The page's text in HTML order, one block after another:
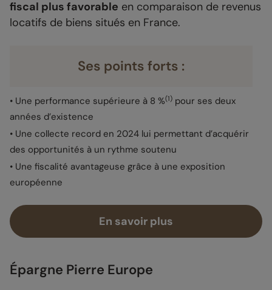
fiscal plus favorable en comparaison de revenus
locatifs de biens situés en France.
Ses points forts :
• Une performance supérieure à 8 %(1) pour ses deux
années d’existence
• Une collecte record en 2024 lui permettant d’acquérir
des opportunités à un rythme soutenu
• Une fiscalité avantageuse grâce à une exposition
européenne
En savoir plus
Épargne Pierre Europe